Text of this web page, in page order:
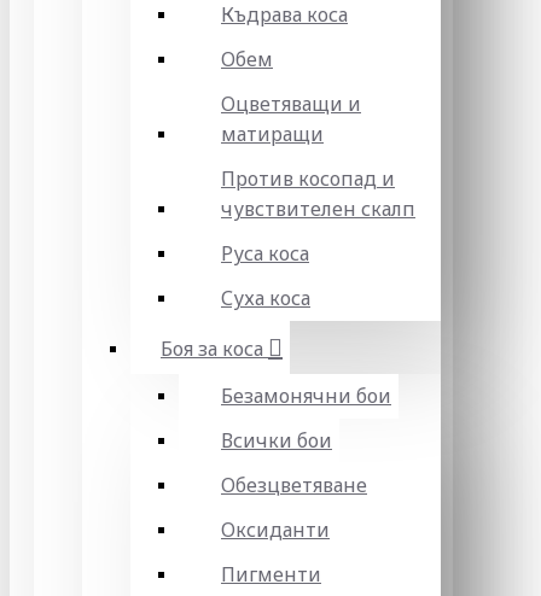
Къдрава коса
Обем
Оцветяващи и
матиращи
Против косопад и
чувствителен скалп
Руса коса
Суха коса
Боя за коса
Безамонячни бои
Всички бои
Обезцветяване
Оксиданти
Пигменти